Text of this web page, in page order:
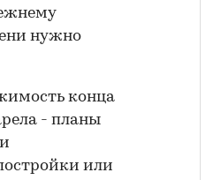
нужно
конца
- планы
или